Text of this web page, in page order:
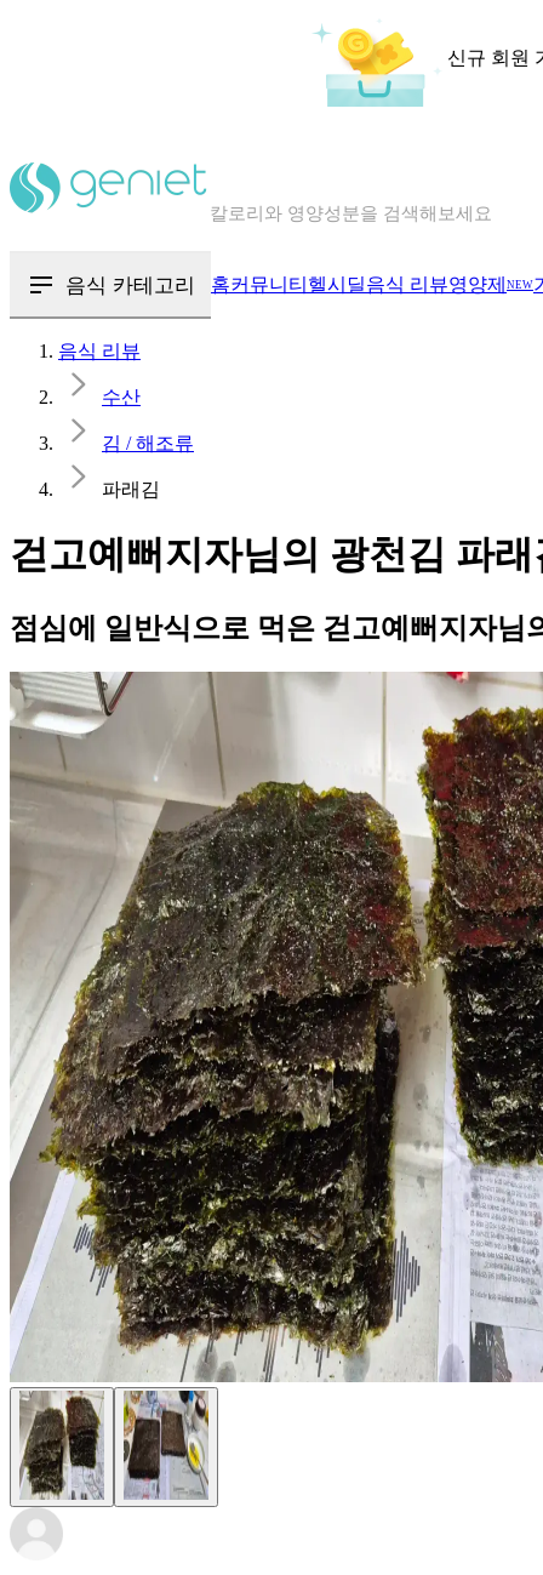
신규 회원
칼로리와 영양성분을 검색해보세요
음식 카테고리 홈커뮤니티 헬시딜음식 리뷰영양제 NEW
음식 리뷰
수산
김 / 해조류
파래김
걷고예뻐지자님의 광천김 파
점심에 일반식으로 먹은 걷고예뻐지자